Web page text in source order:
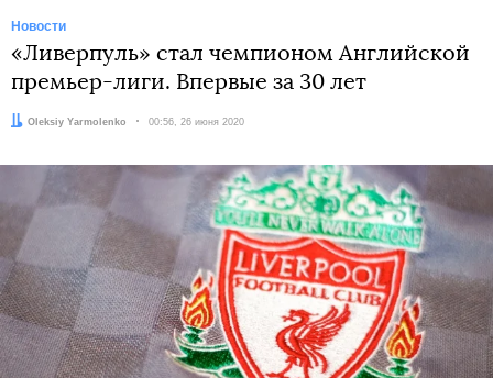
Новости
«Ливерпуль» стал чемпионом Английской
премьер-лиги. Впервые за 30 лет
Автор:
Oleksiy Yarmolenko Дата:
00:56, 26 июня 2020